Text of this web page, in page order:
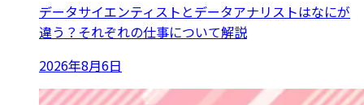
データサイエンティストとデータアナリストはなにが
違う？それぞれの仕事について解説
2026年8月6日